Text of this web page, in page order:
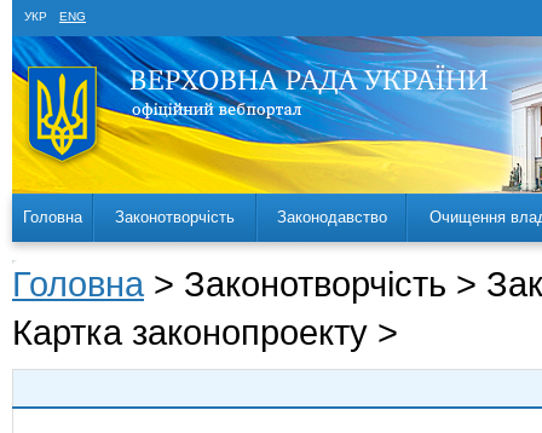
УКР ENG
Головна Законотворчість Законодавство Очищення
Головна > Законотворчість >
Картка законопроекту >